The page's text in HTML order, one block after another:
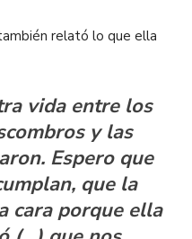
relató lo que ella
vida entre los
y las
Espero que
que la
cara porque ella